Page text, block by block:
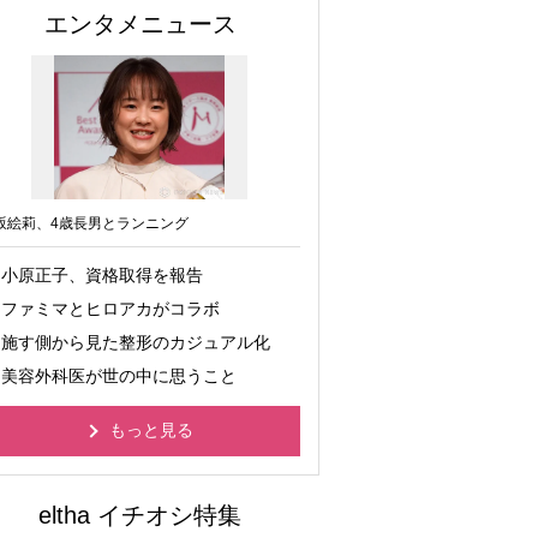
エンタメニュース
絵莉、4歳長男とランニング
小原正子、資格取得を報告
ファミマとヒロアカがコラボ
施す側から見た整形のカジュアル化
美容外科医が世の中に思うこと
もっと見る